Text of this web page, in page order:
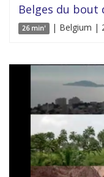
Belges du bout
26 min' | Belgium |